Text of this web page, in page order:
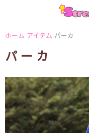
ホーム アイテム パーカ
パーカ